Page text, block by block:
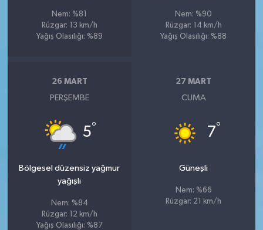
Nem: %81
Rüzgar: 13 km/h
Yağış Olasılığı: %89
Nem: %90
Rüzgar: 14 km/h
Yağış Olasılığı: %88
26 MART
PERŞEMBE
5°
Bölgesel düzensiz yağmur
yağışlı
Nem: %84
Rüzgar: 12 km/h
Yağış Olasılığı: %87
27 MART
CUMA
7°
Güneşli
Nem: %66
Rüzgar: 21 km/h